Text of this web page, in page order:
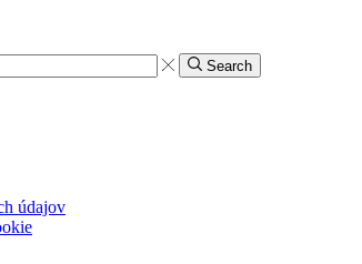
Search
údajov